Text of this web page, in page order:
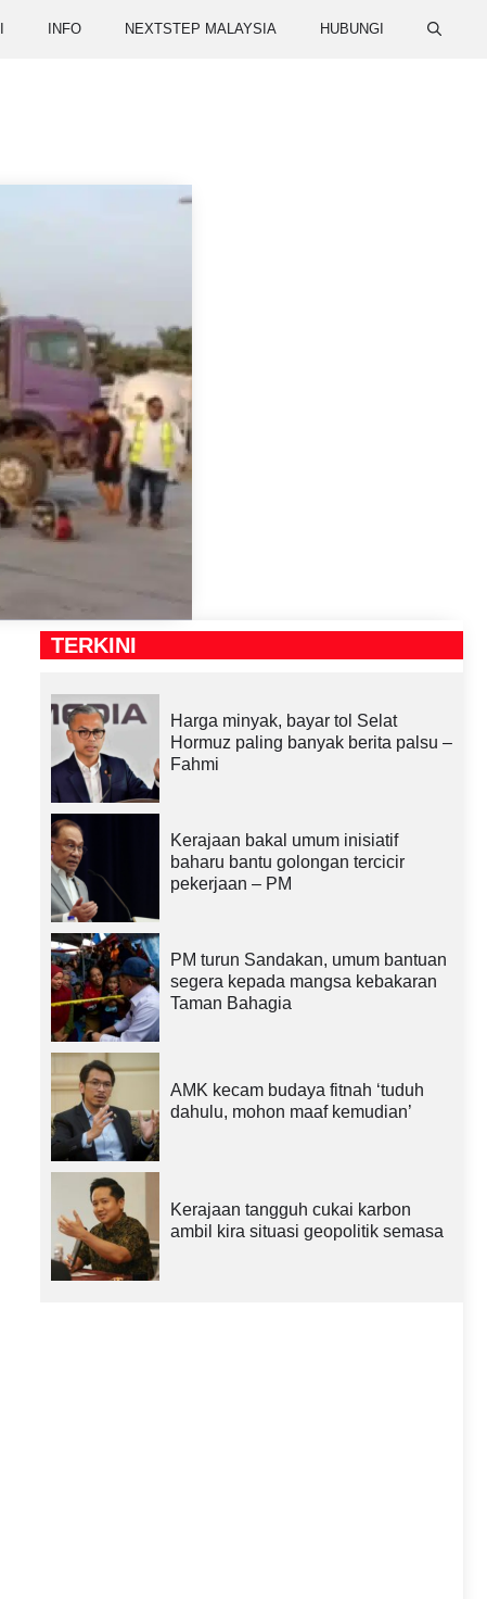
INFO NEXTSTEP MALAYSIA HUBUNGI
TERKINI
Harga minyak, bayar tol Selat
Hormuz paling banyak berita palsu –
Fahmi
Kerajaan bakal umum inisiatif
baharu bantu golongan tercicir
pekerjaan – PM
PM turun Sandakan, umum bantuan
segera kepada mangsa kebakaran
Taman Bahagia
AMK kecam budaya fitnah ‘tuduh
dahulu, mohon maaf kemudian’
Kerajaan tangguh cukai karbon
ambil kira situasi geopolitik semasa